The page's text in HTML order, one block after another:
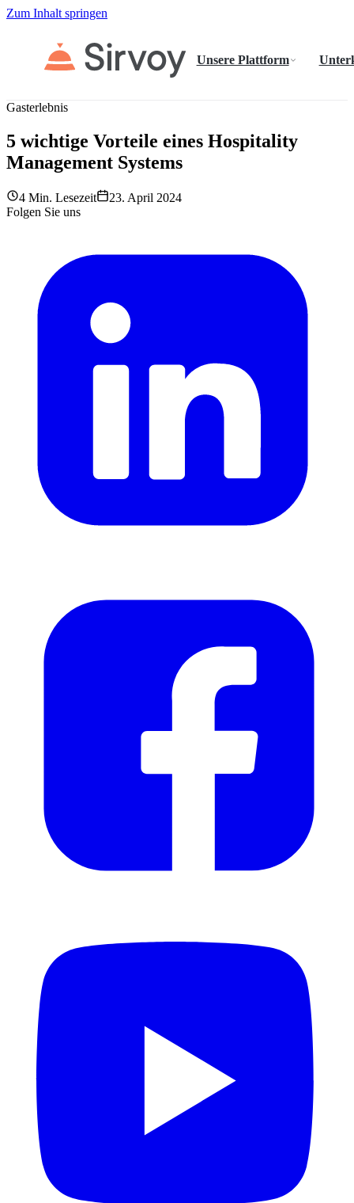
Zum Inhalt springen
Unsere Plattform
Gasterlebnis
5 wichtige Vorteile eines Hospitality
Management Systems
4 Min. Lesezeit
23. April 2024
Folgen Sie uns